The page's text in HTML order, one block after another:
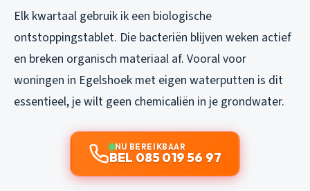
Elk kwartaal gebruik ik een biologische
ontstoppingstablet. Die bacteriën blijven weken actief
en breken organisch materiaal af. Vooral voor
woningen in Egelshoek met eigen waterputten is dit
essentieel, je wilt geen chemicaliën in je grondwater.
NU BEREIKBAAR
BEL 085 019 56 97